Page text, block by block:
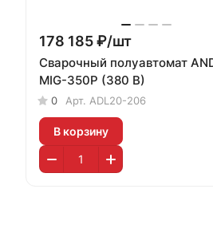
178 185 ₽/шт
Сварочный полуавтомат
MIG-350P (380 В)
0 Арт. ADL20-206
В корзину